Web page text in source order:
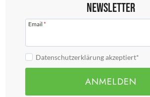
Newsletter
Email *
Datenschutzerklärung akzeptiert*
ANMELDEN